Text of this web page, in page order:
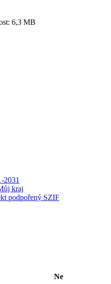
6,3 MB
2031
kraj
podpořený SZIF
Ne